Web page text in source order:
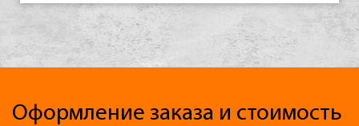
Оформление заказа и стоимость